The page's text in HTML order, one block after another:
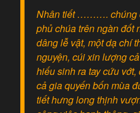
Nhân tiết ……….
phủ chúa trên ngàn đốt
dâng lễ vật, một dạ chí
nguyện, cúi xin lượng
hiếu sinh ra tay cứu
cả gia quyến bốn mùa
tiết hưng long thịnh